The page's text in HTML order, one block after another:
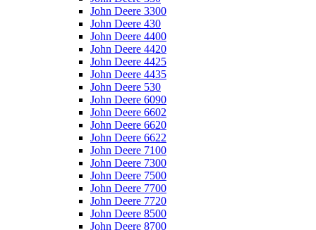
John Deere 3300
John Deere 430
John Deere 4400
John Deere 4420
John Deere 4425
John Deere 4435
John Deere 530
John Deere 6090
John Deere 6602
John Deere 6620
John Deere 6622
John Deere 7100
John Deere 7300
John Deere 7500
John Deere 7700
John Deere 7720
John Deere 8500
John Deere 8700